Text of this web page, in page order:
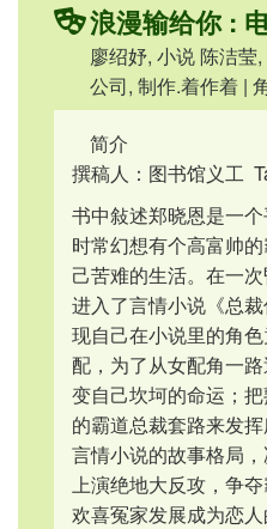
浪漫输给你 :
廖绍妤, 小说 陈洁莹
公司, 制作.着作着 |
简介
撰稿人：图书馆义工
书中敍述郑晓恩是一
时常幻想有个高富帅
己苦难的生活。在一
进入了言情小说《总
现自己在小说里的角
配，为了从女配角一
变自己坎坷的命运；
的霸道总裁套路来发
言情小说的故事格局
上演绝地大反攻，争
欢喜冤家发展成为恋人